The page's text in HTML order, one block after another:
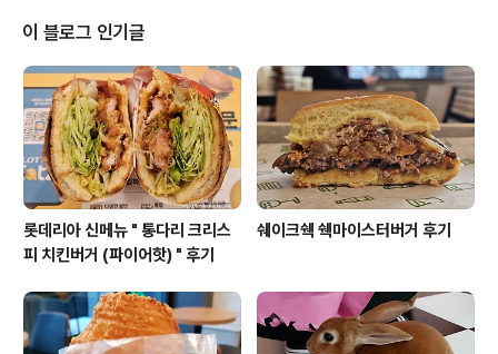
데, 굳이 빠~나나 라고 쓰잘데기 없이 강조를 해놓았어요.
이번에도 마찬가지네요. 빠~나나 아이스크림콘 빠~나나
아이스크림콘 가격은 900원이고, 칼로리는 229kcal 이
에요.초코콘과 비슷한 수준이에요. 바나나맛 코팅? 소프트
콘 아이스크림에 바나나 시럽을 섞어서 노란색 아이스크림
을 만들어주는 건 줄 알..
이 블로그 인기글
롯데리아 신메뉴 " 통다리 크리스
피 치킨버거 (파이어핫) " 후기
쉐이크쉑 쉑마이스터버거 후기